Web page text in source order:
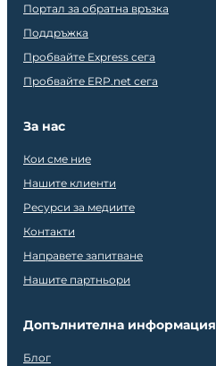
Портал за обратна връзка
Поддръжка
Пробвайте Express сега
Пробвайте ERP.net сега
За нас
Кои сме ние
Нашите клиенти
Ресурси за медиите
Контакти
Направете запитване
Нашите партньори
Допълнителна информация
Блог